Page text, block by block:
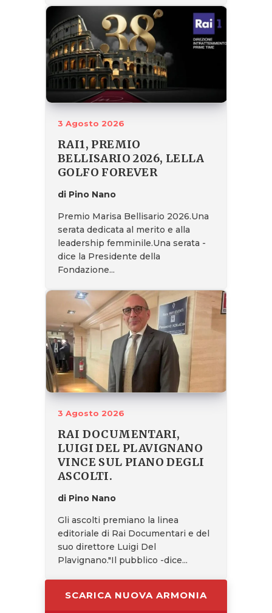
3 Agosto 2026
RAI1, PREMIO
BELLISARIO 2026, LELLA
GOLFO FOREVER
di Pino Nano
Premio Marisa Bellisario 2026.Una
serata dedicata al merito e alla
leadership femminile.Una serata -
dice la Presidente della
Fondazione...
3 Agosto 2026
RAI DOCUMENTARI,
LUIGI DEL PLAVIGNANO
VINCE SUL PIANO DEGLI
ASCOLTI.
di Pino Nano
Gli ascolti premiano la linea
editoriale di Rai Documentari e del
suo direttore Luigi Del
Plavignano."Il pubblico -dice...
SCARICA NUOVA ARMONIA